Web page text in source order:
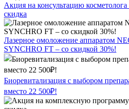
Акция на консультацию
скидка
Лазерное омоложение аппаратом
SYNCHRO FT – со скидкой 30%!
Биоревитализация с выбором
вместо 22 500₽!